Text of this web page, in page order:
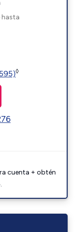
hasta
◊
cuenta + obtén